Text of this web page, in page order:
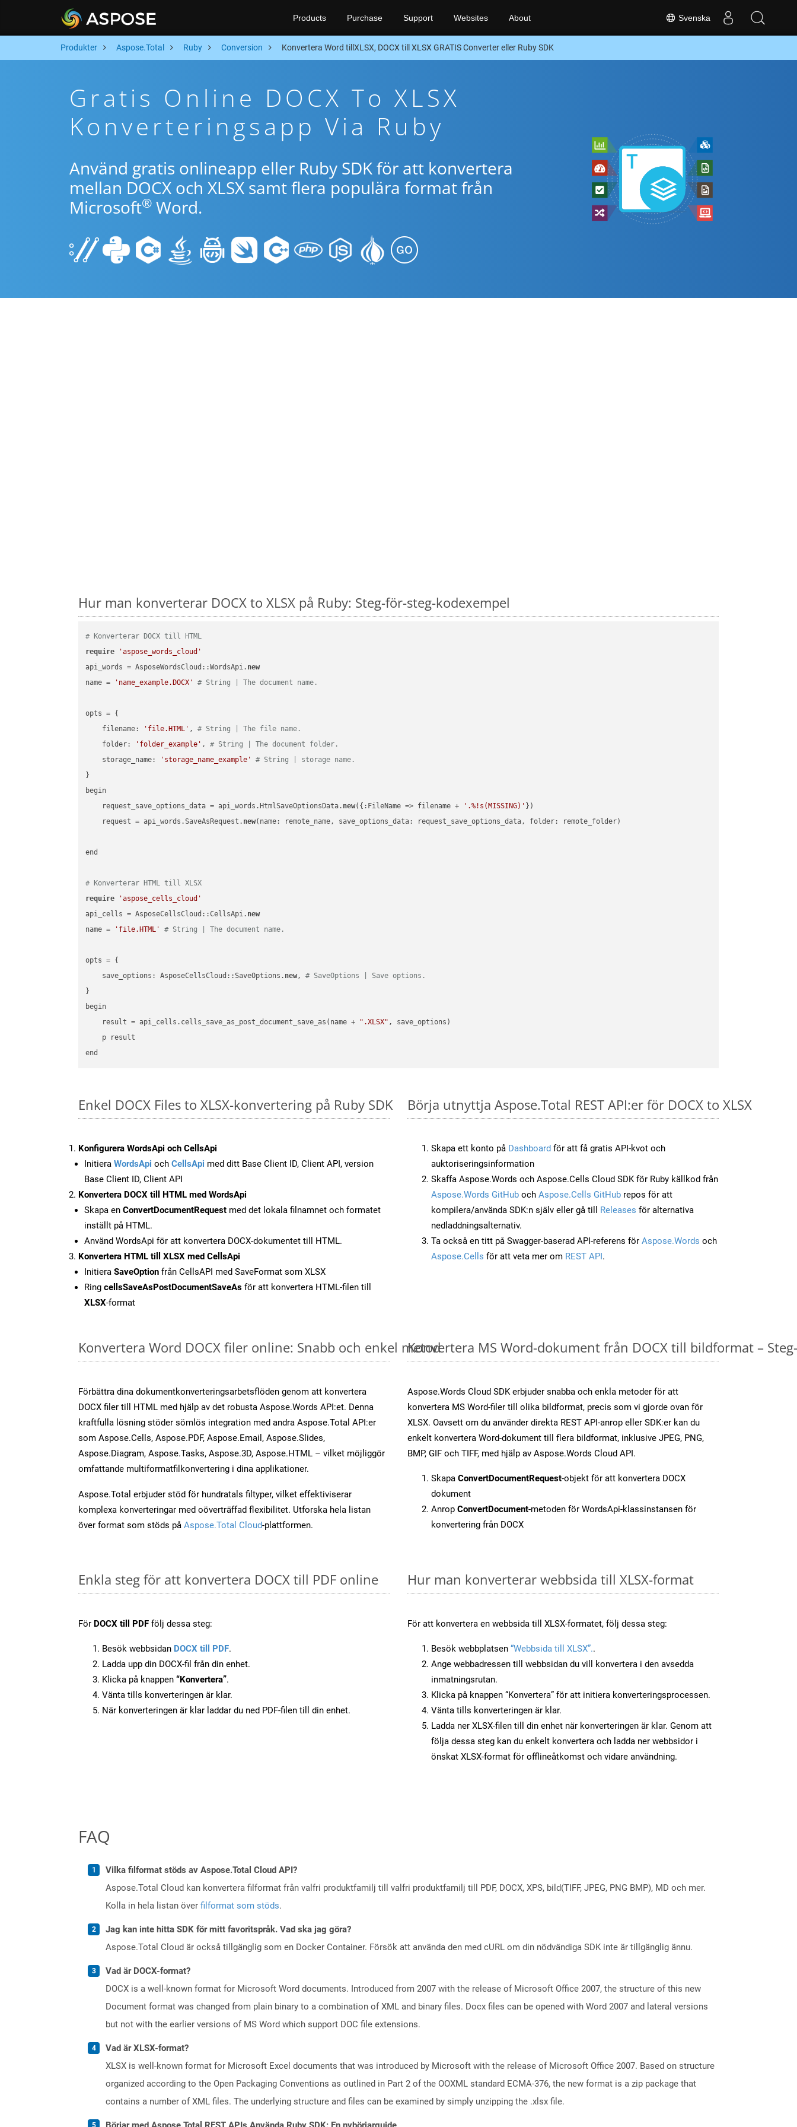
Svenska
Products Purchase Support Websites About
Produkter Aspose.Total Ruby Conversion Konvertera Word tillXLSX, DOCX till XLSX GRATIS Converter eller Ruby SDK
Gratis Online DOCX To XLSX
Konverteringsapp Via Ruby
Använd gratis onlineapp eller Ruby SDK för att konvertera
mellan DOCX och XLSX samt flera populära format från
Microsoft® Word.
Hur man konverterar DOCX to XLSX på Ruby: Steg-för-steg-kodexempel
# Konverterar DOCX till HTML
require
'aspose_words_cloud'
api_words = AsposeWordsCloud::WordsApi. new
name =
'name_example.DOCX' # String | The document name.
opts = {
    filename:
'file.HTML' , # String | The file name.
    folder:
'folder_example' , # String | The document folder.
    storage_name:
'storage_name_example'
# String | storage name.
}
begin
    request_save_options_data = api_words.HtmlSaveOptionsData.
new({:FileName => filename + '.%!s(MISSING)' })
    request = api_words.SaveAsRequest.
new(name: remote_name, save_options_data: request_save_options_data, folder: remote_folder)
end
# Konverterar HTML till XLSX
require
'aspose_cells_cloud'
api_cells = AsposeCellsCloud::CellsApi. new
name =
'file.HTML' # String | The document name.
opts = {
    save_options: AsposeCellsCloud::SaveOptions.
new, # SaveOptions | Save options.
}
begin
    result = api_cells.cells_save_as_post_document_save_as(name +
".XLSX" , save_options)
    p result
Enkel DOCX Files to XLSX-konvertering på Ruby SDK
Konfigurera WordsApi och CellsApi
Initiera WordsApi och CellsApi med ditt Base Client ID, Client API, version
Base Client ID, Client API
Konvertera DOCX till HTML med WordsApi
Skapa en ConvertDocumentRequest med det lokala filnamnet och formatet
inställt på HTML.
Använd WordsApi för att konvertera DOCX-dokumentet till HTML.
Konvertera HTML till XLSX med CellsApi
Initiera SaveOption från CellsAPI med SaveFormat som XLSX
Ring cellsSaveAsPostDocumentSaveAs för att konvertera HTML-filen till
XLSX-format
Börja utnyttja Aspose.Total REST API:er för DOCX to XLSX
Skapa ett konto på Dashboard för att få gratis API-kvot och
auktoriseringsinformation
Skaffa Aspose.Words och Aspose.Cells Cloud SDK för Ruby källkod från
Aspose.Words GitHub och Aspose.Cells GitHub repos för att
kompilera/använda SDK:n själv eller gå till Releases för alternativa
nedladdningsalternativ.
Ta också en titt på Swagger-baserad API-referens för Aspose.Words och
Aspose.Cells för att veta mer om REST API.
Konvertera Word DOCX filer online: Snabb och enkel metod
Förbättra dina dokumentkonverteringsarbetsflöden genom att konvertera
DOCX filer till HTML med hjälp av det robusta Aspose.Words API:et. Denna
kraftfulla lösning stöder sömlös integration med andra Aspose.Total API:er
som Aspose.Cells, Aspose.PDF, Aspose.Email, Aspose.Slides,
Aspose.Diagram, Aspose.Tasks, Aspose.3D, Aspose.HTML – vilket möjliggör
omfattande multiformatfilkonvertering i dina applikationer.
Aspose.Total erbjuder stöd för hundratals filtyper, vilket effektiviserar
komplexa konverteringar med oöverträffad flexibilitet. Utforska hela listan
över format som stöds på Aspose.Total Cloud-plattformen.
Konvertera MS Word-dokument från DOCX till bildformat –
Aspose.Words Cloud SDK erbjuder snabba och enkla metoder för att
konvertera MS Word-filer till olika bildformat, precis som vi gjorde ovan för
XLSX. Oavsett om du använder direkta REST API-anrop eller SDK:er kan du
enkelt konvertera Word-dokument till flera bildformat, inklusive JPEG, PNG,
BMP, GIF och TIFF, med hjälp av Aspose.Words Cloud API.
Skapa ConvertDocumentRequest-objekt för att konvertera DOCX
dokument
Anrop ConvertDocument-metoden för WordsApi-klassinstansen för
konvertering från DOCX
Enkla steg för att konvertera DOCX till PDF online
För DOCX till PDF följ dessa steg:
Besök webbsidan DOCX till PDF.
Ladda upp din DOCX-fil från din enhet.
Klicka på knappen “Konvertera”.
Vänta tills konverteringen är klar.
När konverteringen är klar laddar du ned PDF-filen till din enhet.
Hur man konverterar webbsida till XLSX-format
För att konvertera en webbsida till XLSX-formatet, följ dessa steg:
Besök webbplatsen “Webbsida till XLSX”..
Ange webbadressen till webbsidan du vill konvertera i den avsedda
inmatningsrutan.
Klicka på knappen “Konvertera” för att initiera konverteringsprocessen.
Vänta tills konverteringen är klar.
Ladda ner XLSX-filen till din enhet när konverteringen är klar. Genom att
följa dessa steg kan du enkelt konvertera och ladda ner webbsidor i
önskat XLSX-format för offlineåtkomst och vidare användning.
FAQ
Vilka filformat stöds av Aspose.Total Cloud API?
Aspose.Total Cloud kan konvertera filformat från valfri produktfamilj till valfri produktfamilj till PDF, DOCX, XPS, bild(TIFF, JPEG, PNG BMP), MD och mer.
Kolla in hela listan över filformat som stöds.
Jag kan inte hitta SDK för mitt favoritspråk. Vad ska jag göra?
Aspose.Total Cloud är också tillgänglig som en Docker Container. Försök att använda den med cURL om din nödvändiga SDK inte är tillgänglig ännu.
Vad är DOCX-format?
DOCX is a well-known format for Microsoft Word documents. Introduced from 2007 with the release of Microsoft Office 2007, the structure of this new
Document format was changed from plain binary to a combination of XML and binary files. Docx files can be opened with Word 2007 and lateral versions
but not with the earlier versions of MS Word which support DOC file extensions.
Vad är XLSX-format?
XLSX is well-known format for Microsoft Excel documents that was introduced by Microsoft with the release of Microsoft Office 2007. Based on structure
organized according to the Open Packaging Conventions as outlined in Part 2 of the OOXML standard ECMA-376, the new format is a zip package that
contains a number of XML files. The underlying structure and files can be examined by simply unzipping the .xlsx file.